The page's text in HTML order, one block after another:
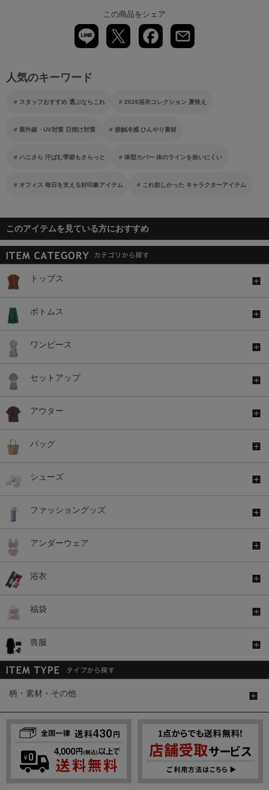
この商品をシェア
人気のキーワード
スタッフおすすめ 選ぶならこれ 2026浴衣コレクション 夏映え
紫外線・UV対策 日焼け対策 接触冷感 ひんやり素材
ハニさら 汗ばむ季節もさらっと 体型カバー 体のラインを拾いにくい
オフィス 毎日を支える好印象アイテム これ欲しかった キャラクターアイテム
このアイテムを見ている方におすすめ
トップス
ボトムス
ワンピース
セットアップ
アウター
バッグ
シューズ
ファッショングッズ
アンダーウェア
浴衣
福袋
喪服
柄・素材・その他